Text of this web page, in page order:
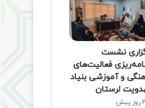
نشست
فعالیت‌های
و آموزشی بنیاد
لرستان
2 روز پیش